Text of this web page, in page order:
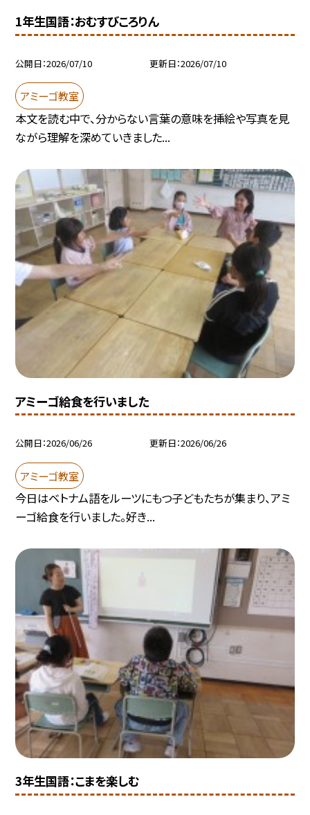
1年生国語：おむすびころりん
公開日 2026/07/10 更新日 2026/07/10
アミーゴ教室
本文を読む中で、分からない言葉の意味を挿絵や写真を見
ながら理解を深めていきました...
アミーゴ給食を行いました
公開日 2026/06/26 更新日 2026/06/26
アミーゴ教室
今日はベトナム語をルーツにもつ子どもたちが集まり、アミ
ーゴ給食を行いました。好き...
3年生国語：こまを楽しむ